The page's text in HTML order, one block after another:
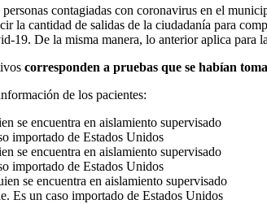
contagiadas con coronavirus en el
la cantidad de salidas de la ciudadanía para
19. De la misma manera, lo anterior aplica para
corresponden a pruebas que se habían
de los pacientes:
se encuentra en aislamiento supervisado
importado de Estados Unidos
se encuentra en aislamiento supervisado
importado de Estados Unidos
se encuentra en aislamiento supervisado
Es un caso importado de Estados Unidos